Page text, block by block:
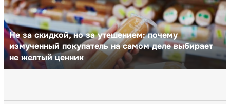
Не за скидкой, но за утешением: почему
измученный покупатель на самом деле выбирает
не желтый ценник